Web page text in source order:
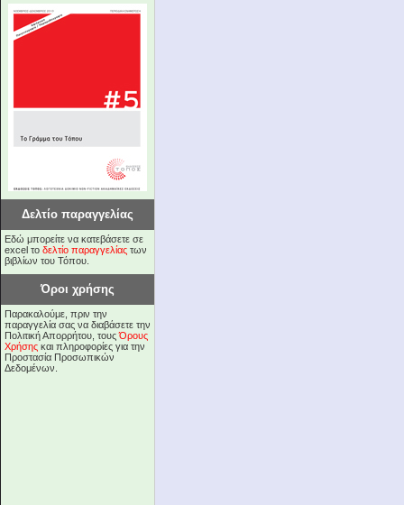
Δελτίο παραγγελίας
Εδώ μπορείτε να κατεβάσετε σε
excel το δελτίο παραγγελίας των
βιβλίων του Τόπου.
Όροι χρήσης
Παρακαλούμε, πριν την
παραγγελία σας να διαβάσετε την
Πολιτική Απορρήτου, τουςΌρους
Χρήσης και πληροφορίες για την
Προστασία Προσωπικών
Δεδομένων.